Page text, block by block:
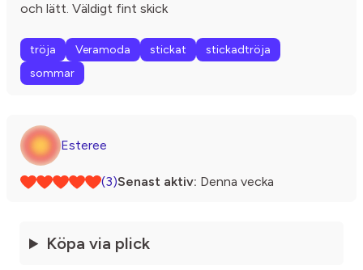
och lätt. Väldigt fint skick
tröja Veramoda stickat
stickadtröja
sommar
Esteree
(3)Senast aktiv: Denna vecka
Köpa via plick